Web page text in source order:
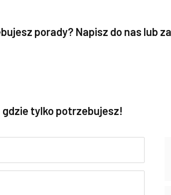
porady? Napisz do nas lub
gdzie tylko potrzebujesz!